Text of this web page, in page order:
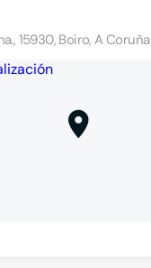
15930, Boiro, A Coruña